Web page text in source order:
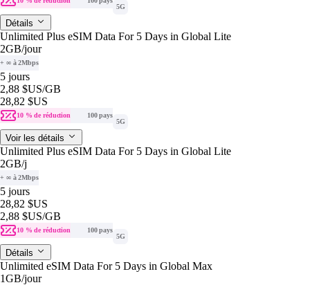
5G
Détails
Unlimited Plus eSIM Data For 5 Days in Global Lite
2GB/jour
+ ∞ à 2Mbps
5 jours
2,88 $US/GB
28,82 $US
10 % de réduction
100 pays
5G
Voir les détails
Unlimited Plus eSIM Data For 5 Days in Global Lite
2GB/j
+ ∞ à 2Mbps
5 jours
28,82 $US
2,88 $US/GB
10 % de réduction
100 pays
5G
Détails
Unlimited eSIM Data For 5 Days in Global Max
1GB/jour